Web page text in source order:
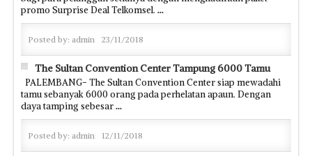
promo Surprise Deal Telkomsel. ...
Posted by: admin 23/11/2018
The Sultan Convention Center Tampung 6000 Tamu
PALEMBANG- The Sultan Convention Center siap mewadahi
tamu sebanyak 6000 orang pada perhelatan apaun. Dengan
daya tamping sebesar...
Posted by: admin 12/11/2018